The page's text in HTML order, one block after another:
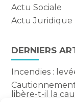
Actu Sociale
Actu Juridique
DERNIERS
Incendies :
libère-t-il la